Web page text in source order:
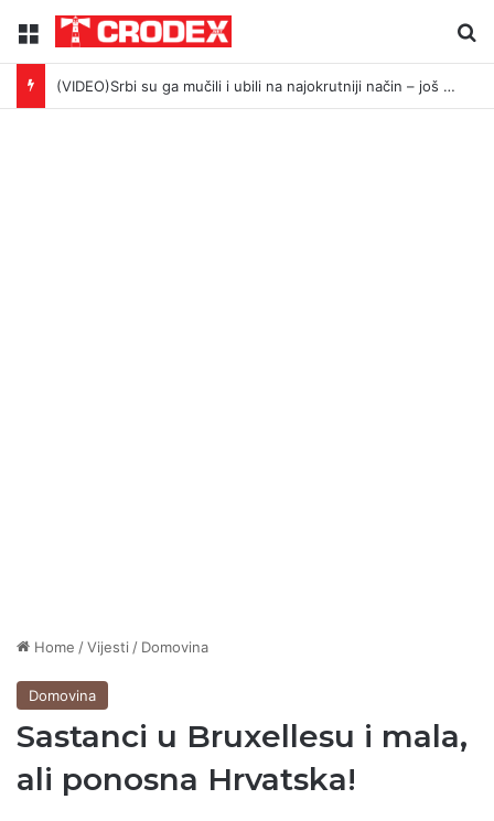
Menu
(VIDEO)Srbi su ga mučili i ubili na najokrutniji način – još živom spalili su mu tijelo pred ostalim zarobljenicima logora u Dalju!
Home /Vijesti / Domovina
Domovina
Sastanci u Bruxellesu i mala,
ali ponosna Hrvatska!